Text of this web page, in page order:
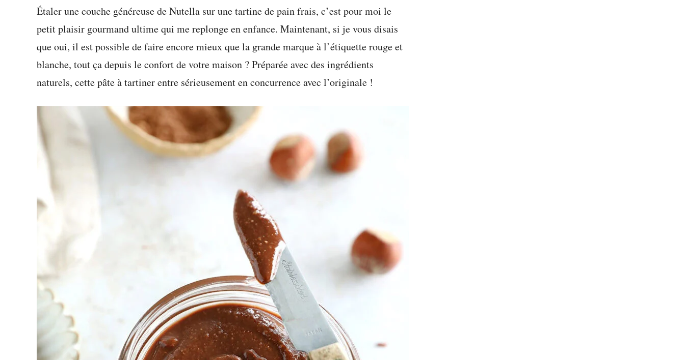
Étaler une couche généreuse de Nutella sur une tartine de pain frais, c’est pour moi le
petit plaisir gourmand ultime qui me replonge en enfance. Maintenant, si je vous disais
que oui, il est possible de faire encore mieux que la grande marque à l’étiquette rouge et
blanche, tout ça depuis le confort de votre maison ? Préparée avec des ingrédients
naturels, cette pâte à tartiner entre sérieusement en concurrence avec l’originale !